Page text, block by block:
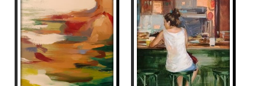
• 2006 Museu d’Història de la Joguina. Sant
Feliu de Guíxols, Girona.
• 1999 Galeria d’Art, Sala Gràcia. Barcelona.
• 1997 Buticlan. Vila Olímpica, Barcelona.
TRANSART. VLL Mostra d’Art Contemporani. Sant